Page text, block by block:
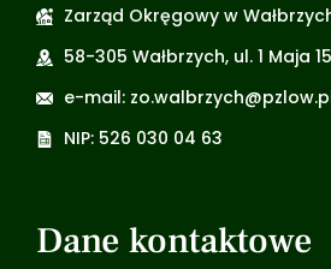
Zarząd Okręgowy w
58-305 Wałbrzych, ul. 1 Maja
e-mail:
NIP: 526 030 04 63
Dane kontaktowe